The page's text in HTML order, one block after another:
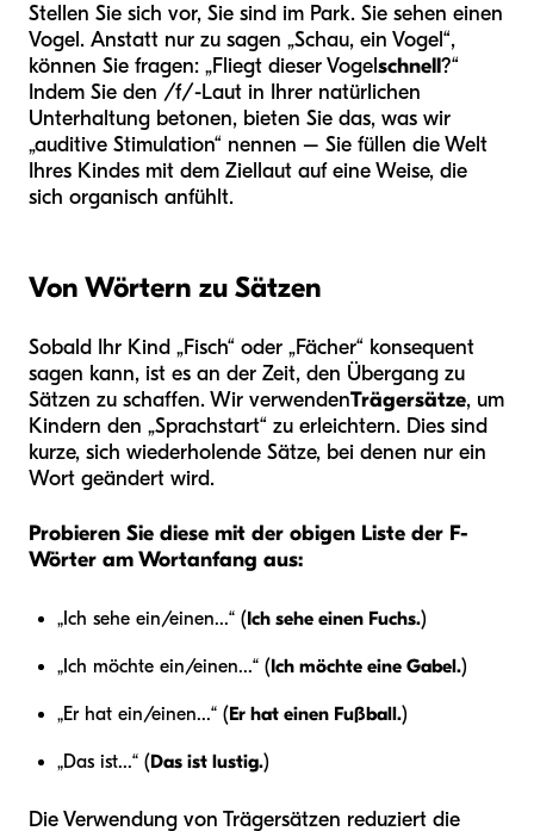
Stellen Sie sich vor, Sie sind im Park. Sie sehen einen
Vogel. Anstatt nur zu sagen „Schau, ein Vogel“,
können Sie fragen: „Fliegt dieser Vogelschnell?“
Indem Sie den /f/-Laut in Ihrer natürlichen
Unterhaltung betonen, bieten Sie das, was wir
„auditive Stimulation“ nennen – Sie füllen die Welt
Ihres Kindes mit dem Ziellaut auf eine Weise, die
sich organisch anfühlt.
Von Wörtern zu Sätzen
Sobald Ihr Kind „Fisch“ oder „Fächer“ konsequent
sagen kann, ist es an der Zeit, den Übergang zu
Sätzen zu schaffen. Wir verwendenTrägersätze, um
Kindern den „Sprachstart“ zu erleichtern. Dies sind
kurze, sich wiederholende Sätze, bei denen nur ein
Wort geändert wird.
Probieren Sie diese mit der obigen Liste der F-
Wörter am Wortanfang aus:
„Ich sehe ein/einen...“ (Ich sehe einen Fuchs.)
„Ich möchte ein/einen...“ (Ich möchte eine Gabel.)
„Er hat ein/einen...“ (Er hat einen Fußball.)
„Das ist...“ (Das ist lustig.)
Die Verwendung von Trägersätzen reduziert die